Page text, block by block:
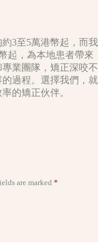
3至5萬港幣起，而我
起，為本地患者帶來
業團隊，矯正深咬不
過程。選擇我們，就
的矯正伙伴。
are marked *